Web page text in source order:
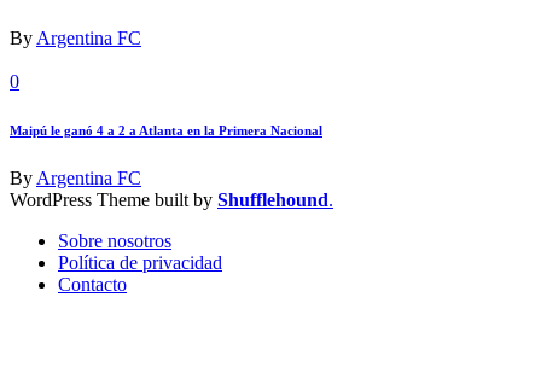
ByArgentina FC
0
Maipú le ganó 4 a 2 a Atlanta en la Primera Nacional
ByArgentina FC
WordPress Theme built by Shufflehound.
Sobre nosotros
Política de privacidad
Contacto